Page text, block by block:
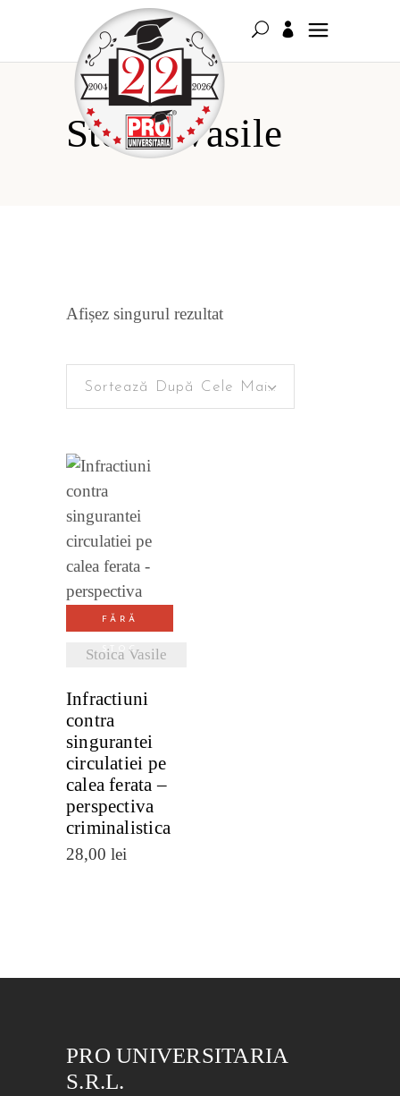
Stoica Vasile
Afișez singurul rezultat
Sortează După Cele Mai Recente
FĂRĂ
STOC
Stoica Vasile
VEZI
DETALII
Infractiuni
contra
singurantei
circulatiei pe
calea ferata –
perspectiva
criminalistica
28,00 lei
PRO UNIVERSITARIA
S.R.L.